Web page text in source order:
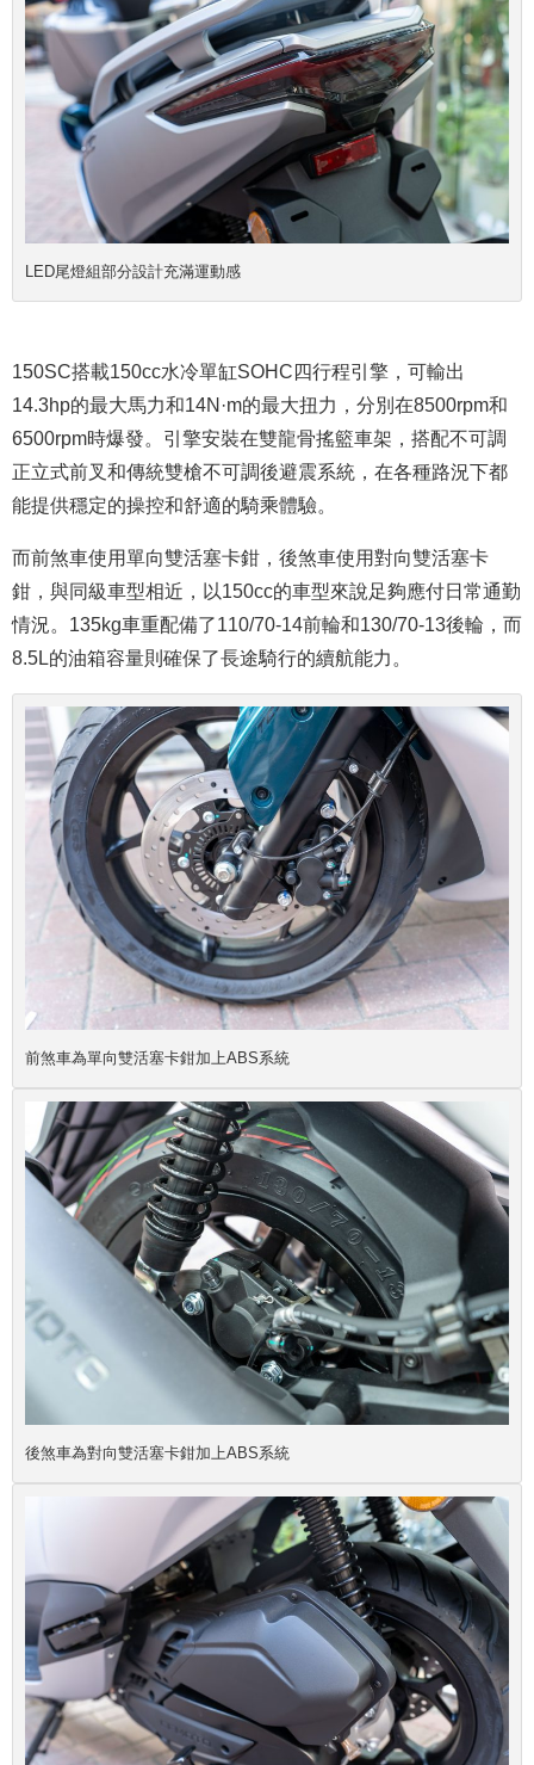
LED尾燈組部分設計充滿運動感
150SC搭載150cc水冷單缸SOHC四行程引擎，可輸出
14.3hp的最大馬力和14N·m的最大扭力，分別在8500rpm和
6500rpm時爆發。引擎安裝在雙龍骨搖籃車架，搭配不可調
正立式前叉和傳統雙槍不可調後避震系統，在各種路況下都
能提供穩定的操控和舒適的騎乘體驗。
而前煞車使用單向雙活塞卡鉗，後煞車使用對向雙活塞卡
鉗，與同級車型相近，以150cc的車型來說足夠應付日常通勤
情況。135kg車重配備了110/70-14前輪和130/70-13後輪，而
8.5L的油箱容量則確保了長途騎行的續航能力。
前煞車為單向雙活塞卡鉗加上ABS系統
後煞車為對向雙活塞卡鉗加上ABS系統